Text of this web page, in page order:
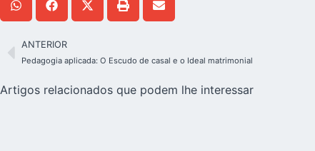
ANTERIOR
Pedagogia aplicada: O Escudo de casal e o Ideal matrimonial
Artigos relacionados que podem lhe interessar